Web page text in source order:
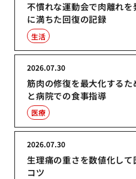
不慣れな運動会で肉離れ
に満ちた回復の記録
生活
筋肉の修復を最大化する
と病院での食事指導
2026.07.30
医療
生理痛の重さを数値化し
コツ
2026.07.30